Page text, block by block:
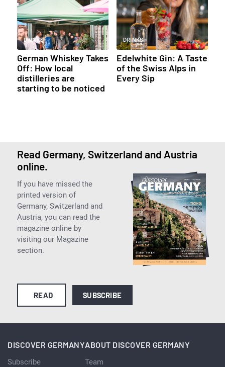
DRINKS
German Whiskey Takes
Off: How local
distilleries are
starting to be noticed
DRINKS
Edelwhite Gin: A Taste
of the Swiss Alps in
Every Sip
Read Germany, Switzerland and Austria
online.
If you have missed the
printed version of
Germany, Switzerland and
Austria, you can read the
magazine online by
visiting our Magazine
section.
READ SUBSCRIBE
DISCOVER GERMANY
Subscribe
ABOUT DISCOVER GERMANY
Team